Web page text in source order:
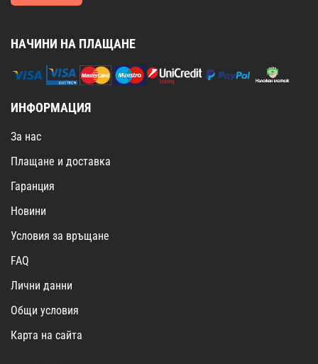
НАЧИНИ НА ПЛАЩАНЕ
ИНФОРМАЦИЯ
За нас
Плащане и доставка
Гаранция
Новини
Условия за връщане
FAQ
Лични данни
Общи условия
Карта на сайта